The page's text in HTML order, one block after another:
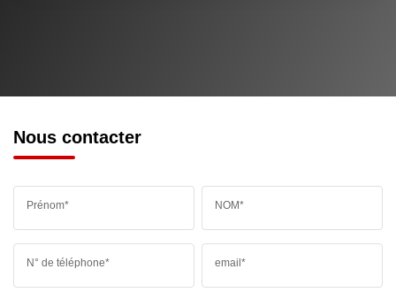
Nous contacter
Prénom* NOM*
N° de téléphone* email*